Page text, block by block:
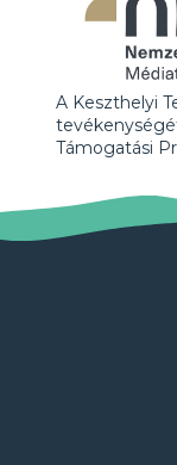
A Keszthelyi
Támogatási